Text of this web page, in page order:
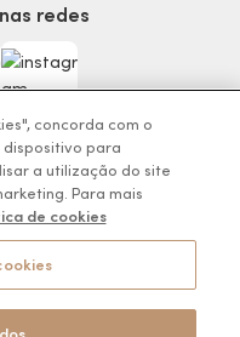
redes
relação as lojas físicas e
Vermelho, Registro, SP,
concorda com o
dispositivo para
a utilização do site
Para mais
de cookies